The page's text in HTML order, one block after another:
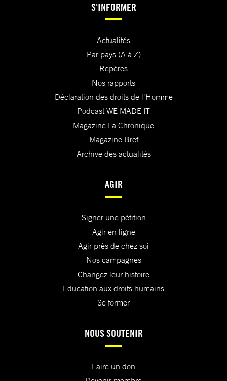
S'INFORMER
Actualités
Par pays (A à Z)
Repères
Nos rapports
Déclaration des droits de l'Homme
Podcast WE MADE IT
Magazine La Chronique
Magazine Bref
Archive des actualités
AGIR
Signer une pétition
Agir en ligne
Agir près de chez soi
Nos campagnes
Changez leur histoire
Education aux droits humains
Se former
NOUS SOUTENIR
Faire un don